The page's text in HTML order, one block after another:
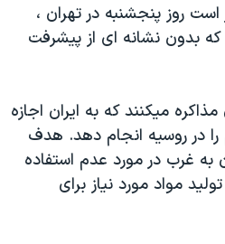
است روز پنجشنبه در تهران ،
که بدون نشانه ای از پيشرفت
ميکنند که به ايران اجازه
را در روسيه انجام دهد. هدف
به غرب در مورد عدم استفاده
مواد مورد نياز برای